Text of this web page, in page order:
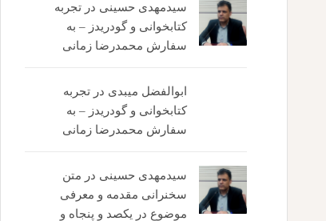
سیدمهدی حسینی در تجربه
کتابخوانی و گودریدز – به
سفارش محمدرضا زمانی
ابوالفضل میبدی در تجربه
کتابخوانی و گودریدز – به
سفارش محمدرضا زمانی
سیدمهدی حسینی در متن
سخنرانی مقدمه و معرفی
موضوع در یکصد و پنجاه و